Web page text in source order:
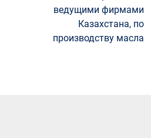
ведущими фирмами
Казахстана, по
производству масла